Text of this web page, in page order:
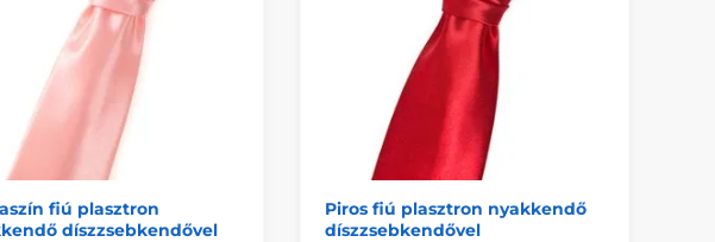
fiú plasztron
díszzsebkendővel
Piros fiú plasztron nyakkendő
díszzsebkendővel